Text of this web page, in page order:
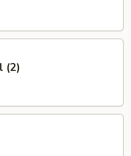
(2)